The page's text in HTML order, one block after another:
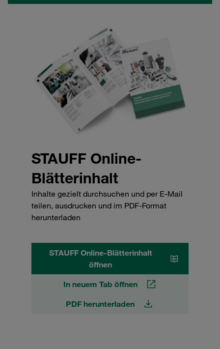
STAUFF Online-
Blätterinhalt
Inhalte gezielt durchsuchen und per E-Mail
teilen, ausdrucken und im PDF-Format
herunterladen
STAUFF Online-Blätterinhalt
öffnen
In neuem Tab öffnen
PDF herunterladen